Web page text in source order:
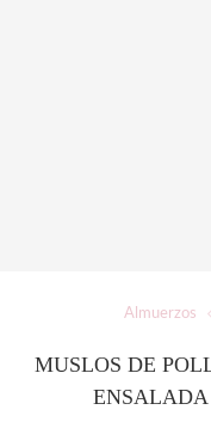
Almuerzos
MUSLOS DE
ENSALADA